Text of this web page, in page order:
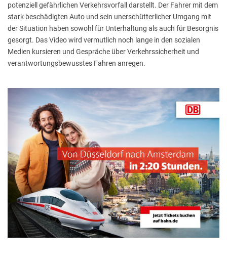
potenziell gefährlichen Verkehrsvorfall darstellt. Der Fahrer mit dem
stark beschädigten Auto und sein unerschütterlicher Umgang mit
der Situation haben sowohl für Unterhaltung als auch für Besorgnis
gesorgt. Das Video wird vermutlich noch lange in den sozialen
Medien kursieren und Gespräche über Verkehrssicherheit und
verantwortungsbewusstes Fahren anregen.